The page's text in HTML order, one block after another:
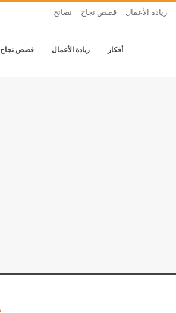
ريادة الأعمال قصص نجاح نصائح
أفكار ريادة الأعمال قصص نجاح